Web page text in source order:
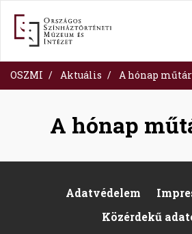
content
OSZMI Aktuális A hónap
A hónap
Footer
Adatvédelem
Közérdekű